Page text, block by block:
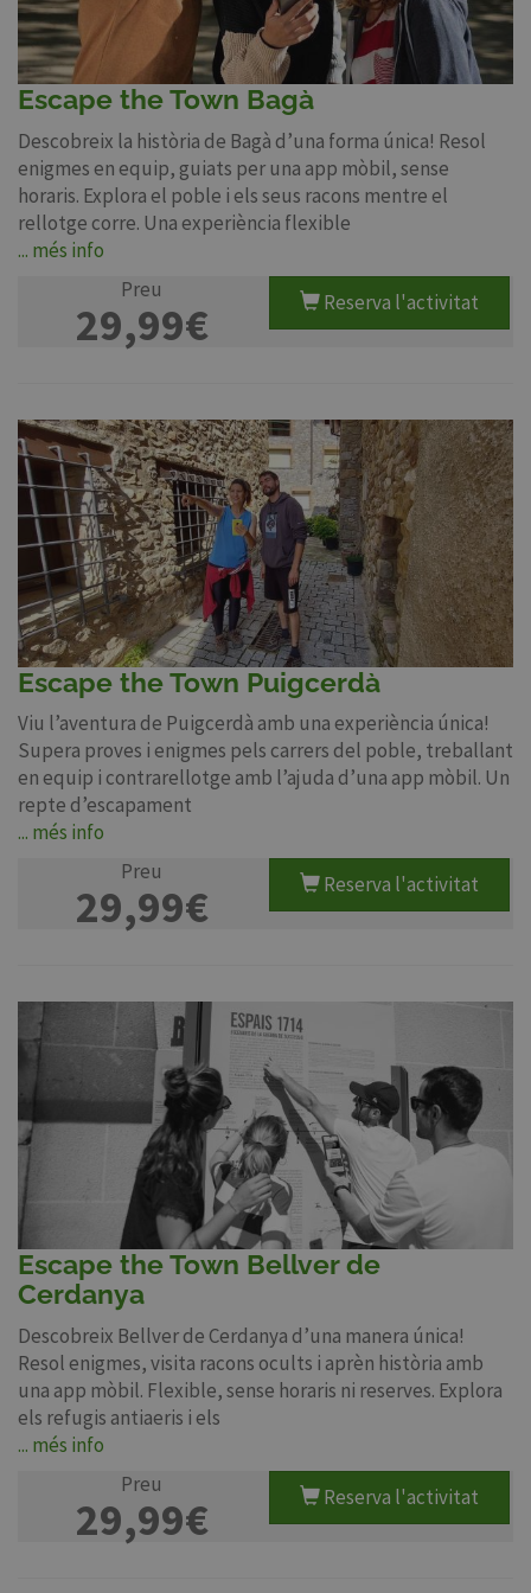
Escape the Town Bagà
Descobreix la història de Bagà d’una forma única! Resol
enigmes en equip, guiats per una app mòbil, sense
horaris. Explora el poble i els seus racons mentre el
rellotge corre. Una experiència flexible
... més info
Preu
29,99€ Reserva l'activitat
Escape the Town Puigcerdà
Viu l’aventura de Puigcerdà amb una experiència única!
Supera proves i enigmes pels carrers del poble, treballant
en equip i contrarellotge amb l’ajuda d’una app mòbil. Un
repte d’escapament
... més info
Preu
29,99€ Reserva l'activitat
Escape the Town Bellver de
Cerdanya
Descobreix Bellver de Cerdanya d’una manera única!
Resol enigmes, visita racons ocults i aprèn història amb
una app mòbil. Flexible, sense horaris ni reserves. Explora
els refugis antiaeris i els
... més info
Preu
29,99€ Reserva l'activitat